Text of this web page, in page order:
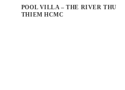
POOL VILLA – THE RIVER THU
THIEM HCMC